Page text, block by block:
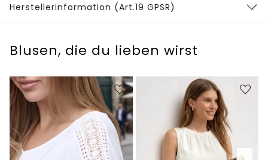
Herstellerinformation (Art.19 GPSR)
Blusen, die du lieben wirst